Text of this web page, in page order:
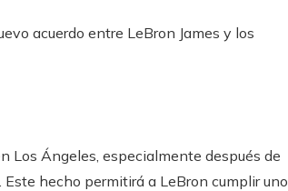
acuerdo entre LeBron James y los
Los Ángeles, especialmente después de
hecho permitirá a LeBron cumplir uno